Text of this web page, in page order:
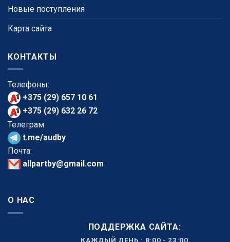
Новые поступления
Карта сайта
КОНТАКТЫ
Телефоны:
+375 (29) 657 10 61
+375 (29) 632 26 72
Телеграм:
t.me/audby
Почта:
allpartby@gmail.com
О НАС
ПОДДЕРЖКА САЙТА:
КАЖДЫЙ ДЕНЬ : 8:00 - 23:00